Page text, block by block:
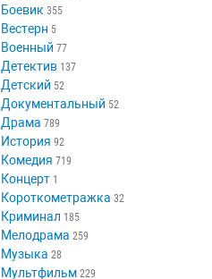
Аниме 18
Биография
Боевик 355
Вестерн 5
Военный 77
Детектив 137
Детский 52
Документальный
Драма 789
История 92
Комедия 719
Концерт 1
Короткометражка
Криминал